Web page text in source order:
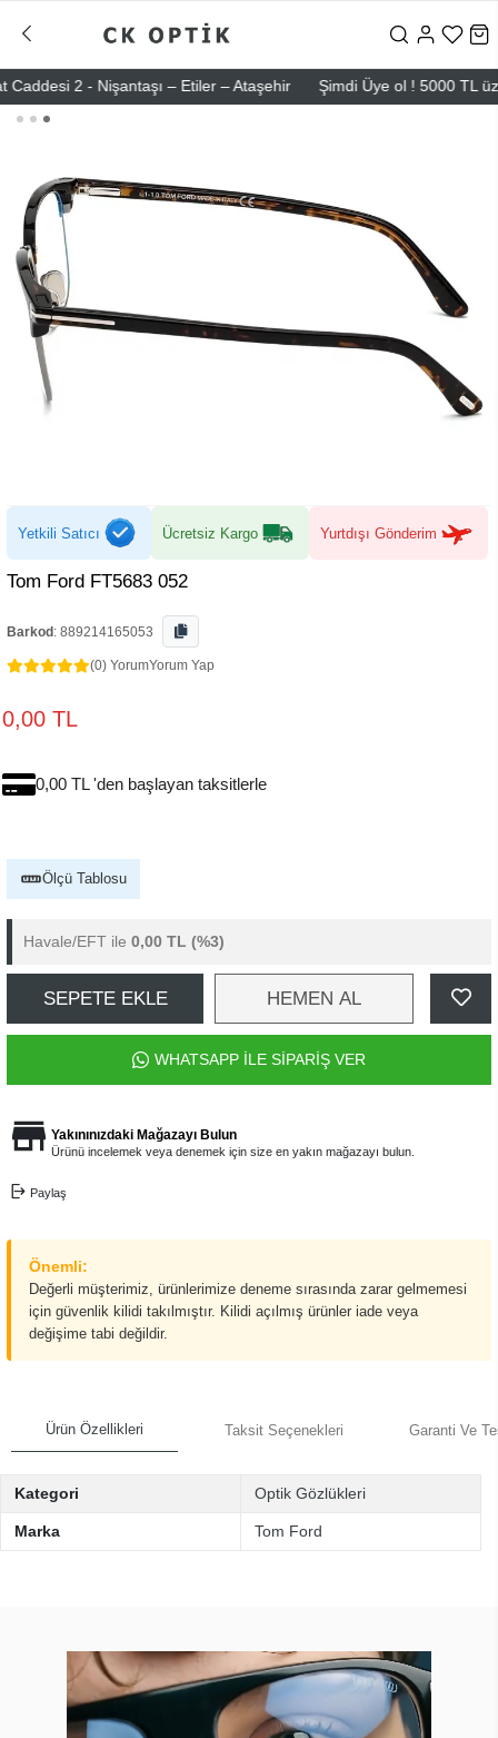
2 - Nişantaşı – Etiler – Ataşehir Şimdi Üye ol ! 5000 TL
Yetkili Satıcı Ücretsiz Kargo Yurtdışı Gönderim
Tom Ford FT5683 052
Barkod : 889214165053
(0) YorumYorum Yap
0,00 TL
0,00 TL 'den başlayan taksitlerle
Ölçü Tablosu
Havale/EFT ile 0,00 TL (%3)
SEPETE EKLE HEMEN AL
WHATSAPP İLE SİPARİŞ VER
Yakınınızdaki Mağazayı Bulun
Ürünü incelemek veya denemek için size en yakın mağazayı bulun.
Paylaş
Önemli:
Değerli müşterimiz, ürünlerimize deneme sırasında zarar gelmemesi
için güvenlik kilidi takılmıştır. Kilidi açılmış ürünler iade veya
değişime tabi değildir.
Ürün Özellikleri Taksit Seçenekleri Garanti Ve
Kategori Optik Gözlükleri
Marka Tom Ford